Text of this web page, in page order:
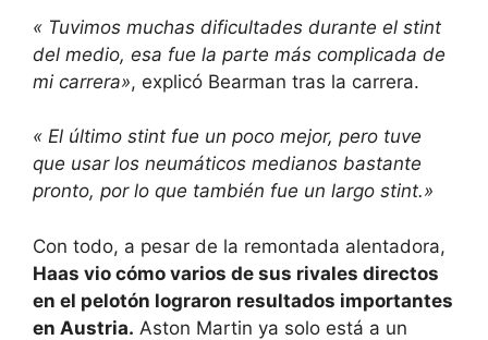
« Tuvimos muchas dificultades durante el stint
del medio, esa fue la parte más complicada de
mi carrera», explicó Bearman tras la carrera.
« El último stint fue un poco mejor, pero tuve
que usar los neumáticos medianos bastante
pronto, por lo que también fue un largo stint.»
Con todo, a pesar de la remontada alentadora,
Haas vio cómo varios de sus rivales directos
en el pelotón lograron resultados importantes
en Austria. Aston Martin ya solo está a un